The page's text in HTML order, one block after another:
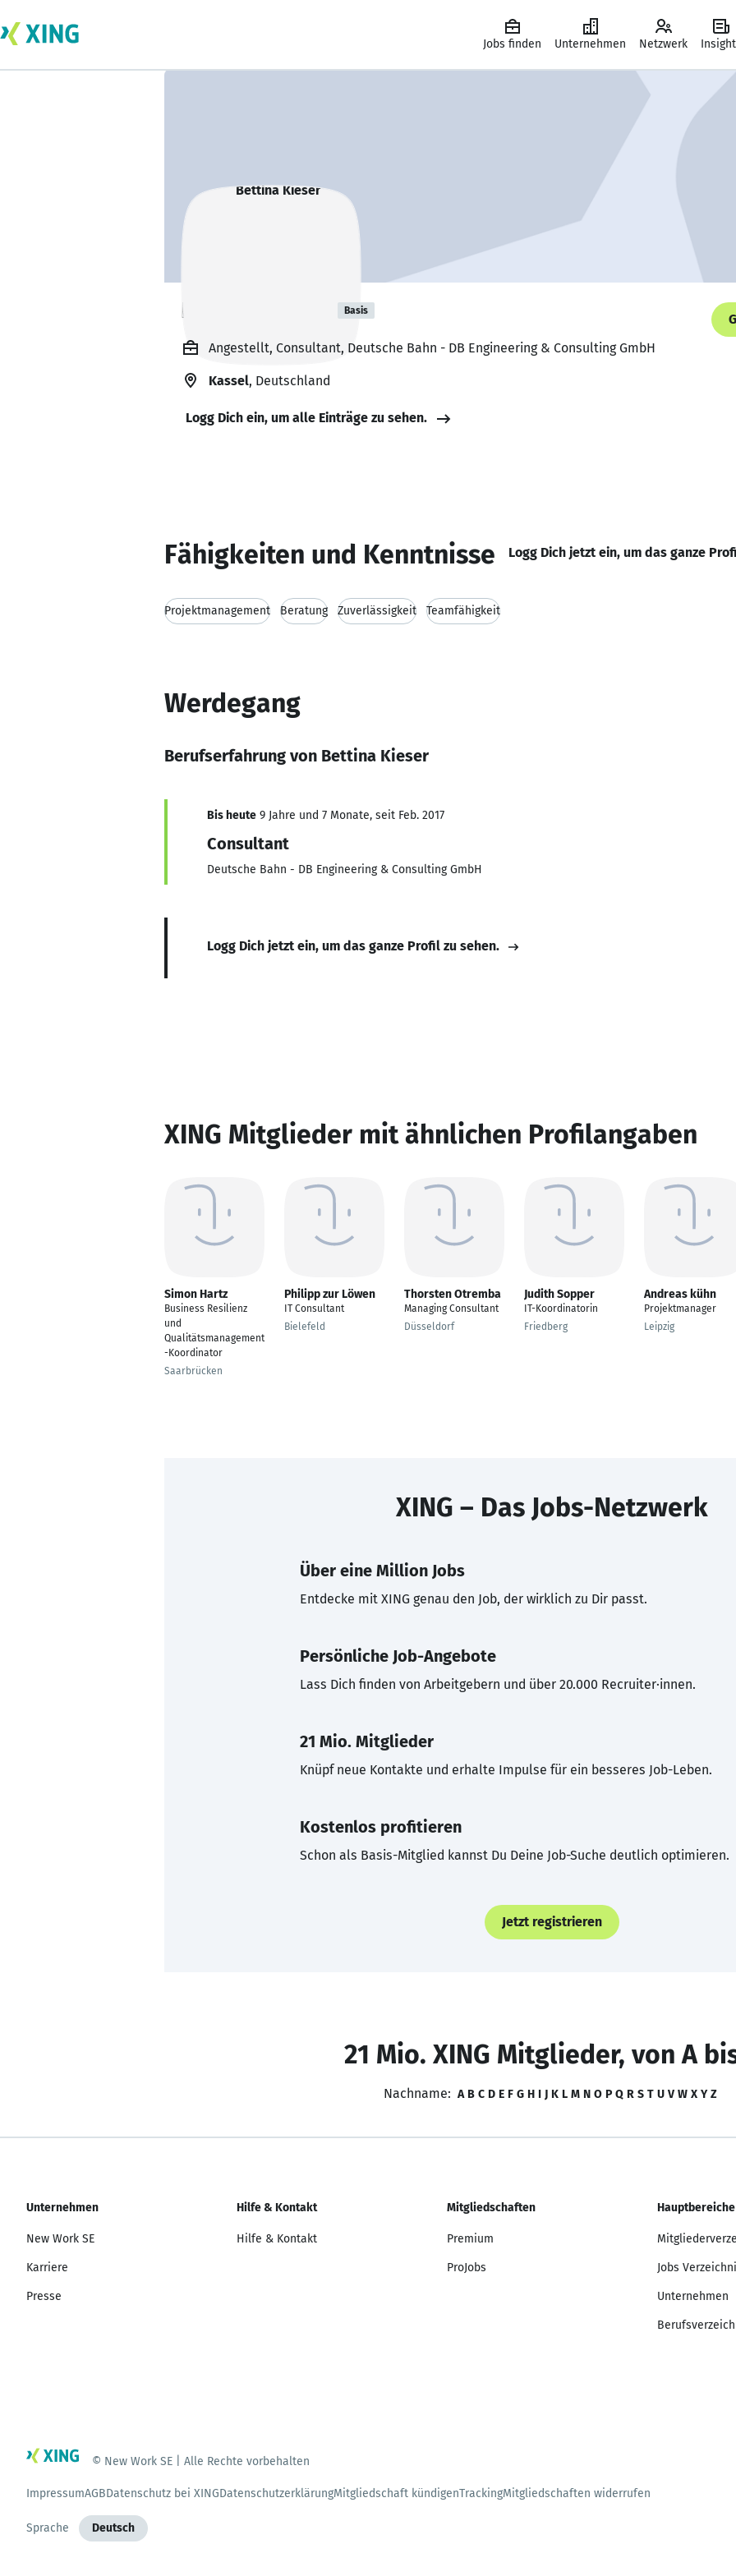
Jobs finden Unternehmen Netzwerk
Bettina Kieser Basis
Angestellt, Consultant, Deutsche Bahn - DB Engineering & Consulting GmbH
Kassel, Deutschland
Logg Dich ein, um alle Einträge zu sehen.
Fähigkeiten und Kenntnisse Logg Dich jetzt ein, um das ganze
Projektmanagement Beratung Zuverlässigkeit Teamfähigkeit
Werdegang
Berufserfahrung von Bettina Kieser
Bis heute 9 Jahre und 7 Monate, seit Feb. 2017
Consultant
Deutsche Bahn - DB Engineering & Consulting GmbH
Logg Dich jetzt ein, um das ganze Profil zu sehen.
XING Mitglieder mit ähnlichen Profilangaben
Simon Hartz
Business Resilienz
und
Qualitätsmanagement
-Koordinator
Saarbrücken
Philipp zur Löwen
IT Consultant
Bielefeld
Thorsten Otremba
Managing Consultant
Düsseldorf
Judith Sopper
IT-Koordinatorin
Friedberg
Andreas kühn
Projektmanager
Leipzig
XING – Das Jobs-Netzwerk
Über eine Million Jobs
Entdecke mit XING genau den Job, der wirklich zu Dir passt.
Persönliche Job-Angebote
Lass Dich finden von Arbeitgebern und über 20.000 Recruiter·innen.
21 Mio. Mitglieder
Knüpf neue Kontakte und erhalte Impulse für ein besseres Job-Leben.
Kostenlos profitieren
Schon als Basis-Mitglied kannst Du Deine Job-Suche deutlich optimieren.
Jetzt registrieren
21 Mio. XING Mitglieder, von A
Nachname: A B C D E F G H I J K L M N O P Q R S T U V W X Y Z
Unternehmen
New Work SE
Karriere
Presse
Hilfe & Kontakt
Hilfe & Kontakt
Mitgliedschaften
Premium
ProJobs
Hauptbereiche
Jobs
Unternehmen
© New Work SE | Alle Rechte vorbehalten
ImpressumAGBDatenschutz bei XINGDatenschutzerklärungMitgliedschaft kündigenTrackingMitgliedschaften widerrufen
Sprache Deutsch